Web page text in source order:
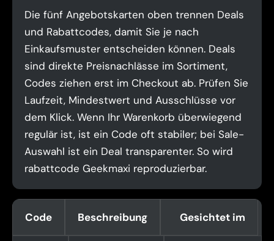
Die fünf Angebotskarten oben trennen Deals
und Rabattcodes, damit Sie je nach
Einkaufsmuster entscheiden können. Deals
sind direkte Preisnachlässe im Sortiment,
Codes ziehen erst im Checkout ab. Prüfen Sie
Laufzeit, Mindestwert und Ausschlüsse vor
dem Klick. Wenn Ihr Warenkorb überwiegend
regulär ist, ist ein Code oft stabiler; bei Sale-
Auswahl ist ein Deal transparenter. So wird
rabattcode Geekmaxi reproduzierbar.
Code Beschreibung Gesichtet im